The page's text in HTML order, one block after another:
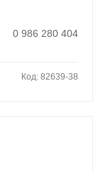
0 986 280 404
Код: 82639-38